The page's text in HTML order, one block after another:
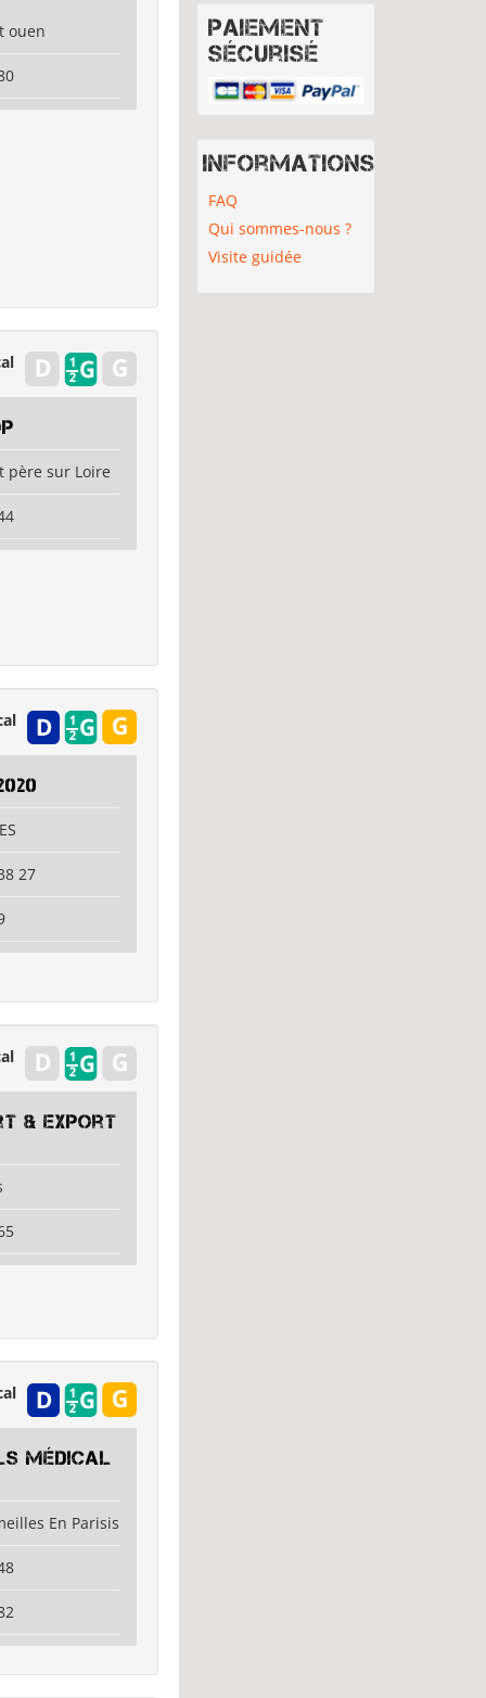
ouen
père sur Loire
27
& Export
Médical
En Parisis
Paiement
sécurisé
Informations
FAQ
Qui sommes-nous ?
Visite guidée